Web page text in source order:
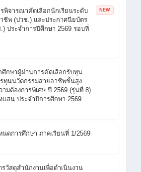
พิจารณาคัดเลือกนักเรียนระดับ
ชีพ (ปวช.) และประกาศนียบัตร
ประจำการปีศึกษา 2569 รอบที่
NEW
กษาผู้ผ่านการคัดเลือกรับทุน
ทุนนวัตกรรมสายอาชีพชั้นสูง
มต้องการพิเศษ ปี 2569 (รุ่นที่ 8)
แสน ประจำปีการศึกษา 2569
ดการศึกษา ภาคเรียนที่ 1/2569
วัสดุสำนักงานเพื่อดำเนินงาน